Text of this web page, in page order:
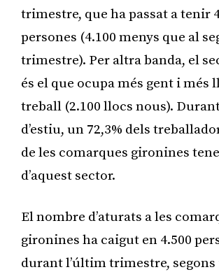
trimestre, que ha passat a tenir
persones (4.100 menys que al
trimestre). Per altra banda, el
és el que ocupa més gent i més
treball (2.100 llocs nous).
d’estiu, un 72,3% dels
de les comarques gironines
d’aquest sector.
El nombre d’aturats a les
gironines ha caigut en 4.500
durant l’últim trimestre,